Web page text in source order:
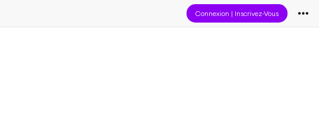
Connexion | Inscrivez-Vous